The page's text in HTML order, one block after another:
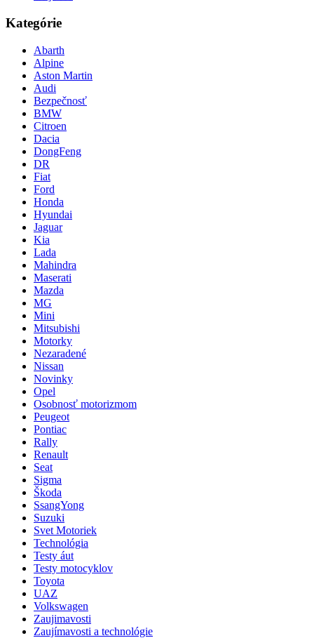
Kategórie
Abarth
Alpine
Aston Martin
Audi
Bezpečnosť
BMW
Citroen
Dacia
DongFeng
DR
Fiat
Ford
Honda
Hyundai
Jaguar
Kia
Lada
Mahindra
Maserati
Mazda
MG
Mini
Mitsubishi
Motorky
Nezaradené
Nissan
Novinky
Opel
Osobnosť motorizmom
Peugeot
Pontiac
Rally
Renault
Seat
Sigma
Škoda
SsangYong
Suzuki
Svet Motoriek
Technológia
Testy áut
Testy motocyklov
Toyota
UAZ
Volkswagen
Zaujimavosti
Zaujímavosti a technológie